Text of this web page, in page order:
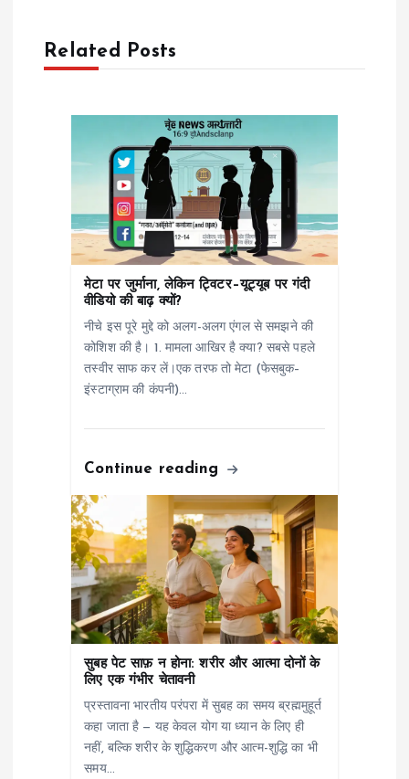
vRelated Posts
मेटा पर जुर्माना, लेकिन ट्विटर–यूट्यूब पर गंदी
वीडियो की बाढ़ क्यों?
नीचे इस पूरे मुद्दे को अलग-अलग एंगल से समझने की
कोशिश की है। 1. मामला आखिर है क्या? सबसे पहले
तस्वीर साफ कर लें।एक तरफ तो मेटा (फेसबुक–
इंस्टाग्राम की कंपनी)…
Continue reading
सुबह पेट साफ़ न होना: शरीर और आत्मा दोनों के
लिए एक गंभीर चेतावनी
प्रस्तावना भारतीय परंपरा में सुबह का समय ब्रह्ममुहूर्त
कहा जाता है — यह केवल योग या ध्यान के लिए ही
नहीं, बल्कि शरीर के शुद्धिकरण और आत्म-शुद्धि का भी
समय…